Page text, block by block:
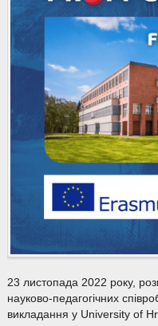
23 листопада 2022 року,
науково-педагогічних
викладання у University of